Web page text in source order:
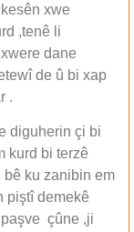
xwe
,tenê li
dane
de û bi xap
.
diguherin çi bi
kurd bi terzê
ku zanibin em
piştî demekê
çûne ,ji